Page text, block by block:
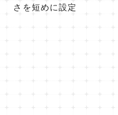
さを短めに設定